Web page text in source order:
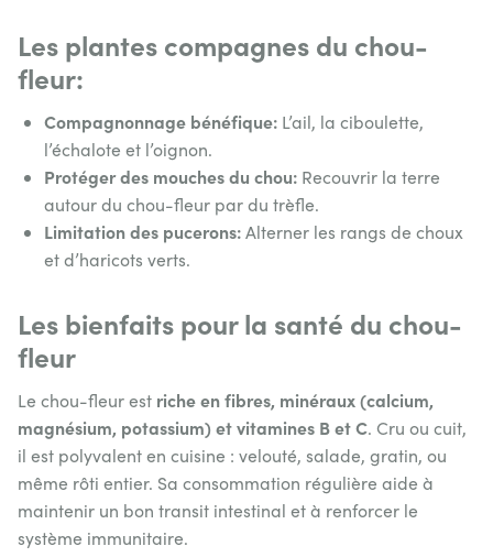
Les plantes compagnes du chou-
fleur:
Compagnonnage bénéfique: L’ail, la ciboulette,
l’échalote et l’oignon.
Protéger des mouches du chou: Recouvrir la terre
autour du chou-fleur par du trèfle.
Limitation des pucerons:Alterner les rangs de choux
et d’haricots verts.
Les bienfaits pour la santé du chou-
fleur
Le chou-fleur est riche en fibres, minéraux (calcium,
magnésium, potassium) et vitamines B et C. Cru ou cuit,
il est polyvalent en cuisine : velouté, salade, gratin, ou
même rôti entier. Sa consommation régulière aide à
maintenir un bon transit intestinal et à renforcer le
système immunitaire.